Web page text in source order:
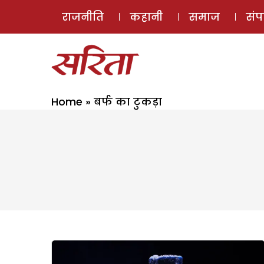
राजनीति कहानी समाज
Home » बर्फ का टुकड़ा